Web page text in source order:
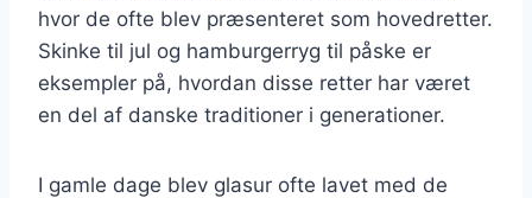
hvor de ofte blev præsenteret som hovedretter.
Skinke til jul og hamburgerryg til påske er
eksempler på, hvordan disse retter har været
en del af danske traditioner i generationer.
I gamle dage blev glasur ofte lavet med de